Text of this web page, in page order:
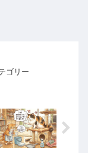
ゴリー